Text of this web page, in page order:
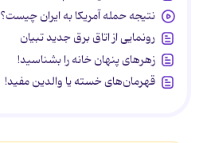
نتیجه حمله آمریکا به ایران چیست؟
رونمایی از اتاق برق جدید تبیان
زهرهای پنهان خانه را بشناسید!
قهرمان‌های خسته یا والدین مفید!